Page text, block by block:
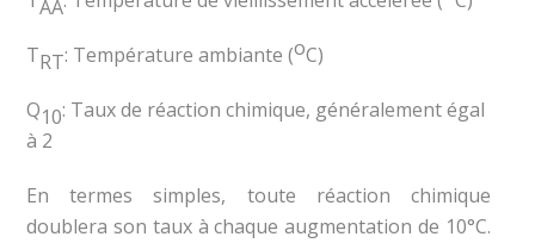
AA
TRT: Température ambiante (oC)
Q10: Taux de réaction chimique, généralement égal
à 2
En termes simples, toute réaction chimique
doublera son taux à chaque augmentation de 10°C.